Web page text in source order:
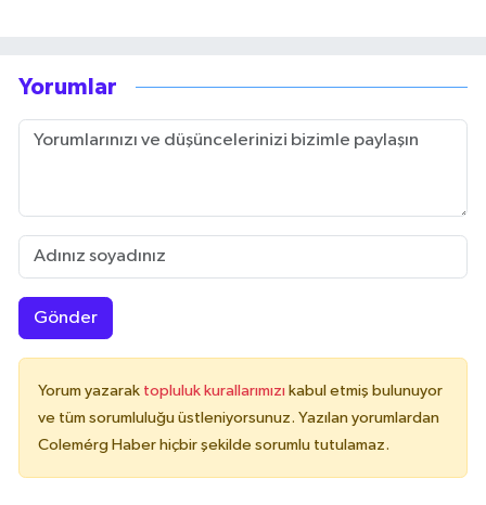
Yorumlar
Gönder
Yorum yazarak topluluk kurallarımızı kabul etmiş bulunuyor
ve tüm sorumluluğu üstleniyorsunuz. Yazılan yorumlardan
Colemérg Haber hiçbir şekilde sorumlu tutulamaz.